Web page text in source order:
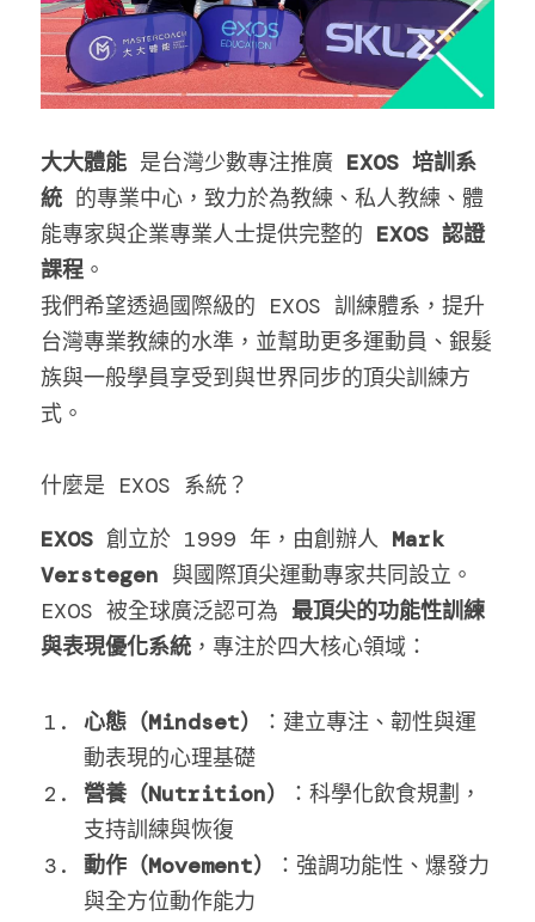
大大體能 是台灣少數專注推廣 EXOS 培訓系
統 的專業中心，致力於為教練、私人教練、體
能專家與企業專業人士提供完整的 EXOS 認證
課程 。
我們希望透過國際級的 EXOS 訓練體系，提升
台灣專業教練的水準，並幫助更多運動員、銀髮
族與一般學員享受到與世界同步的頂尖訓練方
式。
什麼是 EXOS 系統？
EXOS 創立於 1999 年，由創辦人 Mark
Verstegen 與國際頂尖運動專家共同設立。
EXOS 被全球廣泛認可為 最頂尖的功能性訓練
與表現優化系統 ，專注於四大核心領域：
心態（Mindset）
：建立專注、韌性與運
動表現的心理基礎
營養（Nutrition）
：科學化飲食規劃，
支持訓練與恢復
動作（Movement）
：強調功能性、爆發力
與全方位動作能力